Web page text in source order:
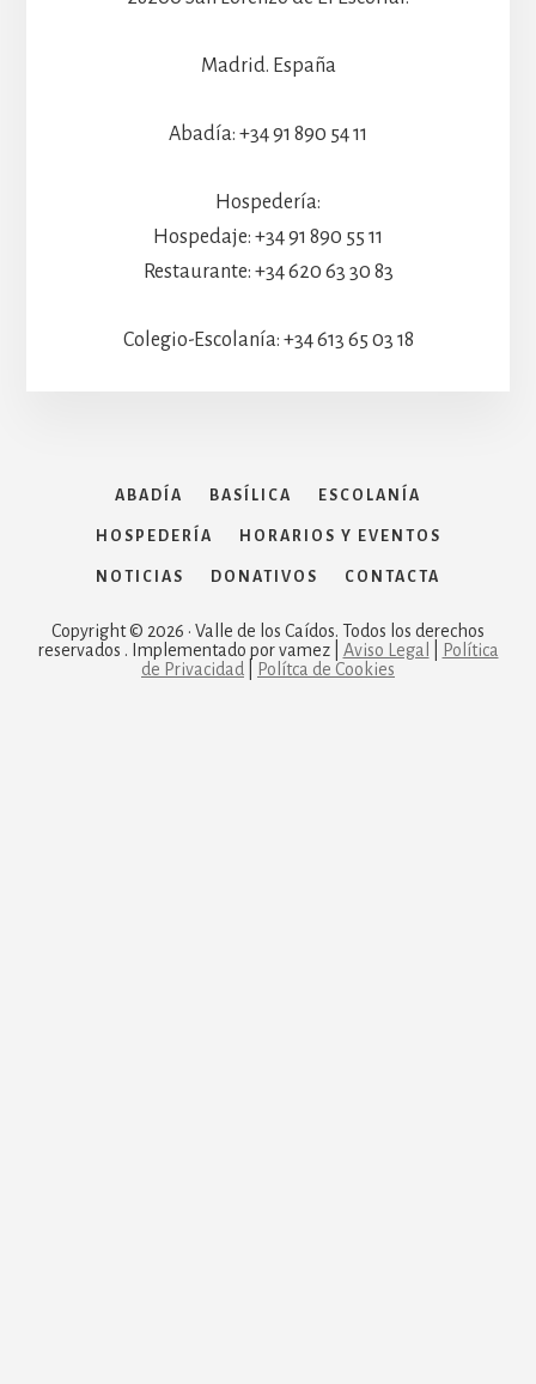
Madrid. España
Abadía: +34 91 890 54 11
Hospedería:
Hospedaje: +34 91 890 55 11
Restaurante: +34 620 63 30 83
Colegio-Escolanía: +34 613 65 03 18
ABADÍA BASÍLICA ESCOLANÍA
HOSPEDERÍA HORARIOS Y EVENTOS
NOTICIAS DONATIVOS CONTACTA
Copyright © 2026 · Valle de los Caídos. Todos los derechos
reservados . Implementado por vamez | Aviso Legal
Política
de Privacidad
Polítca de Cookies